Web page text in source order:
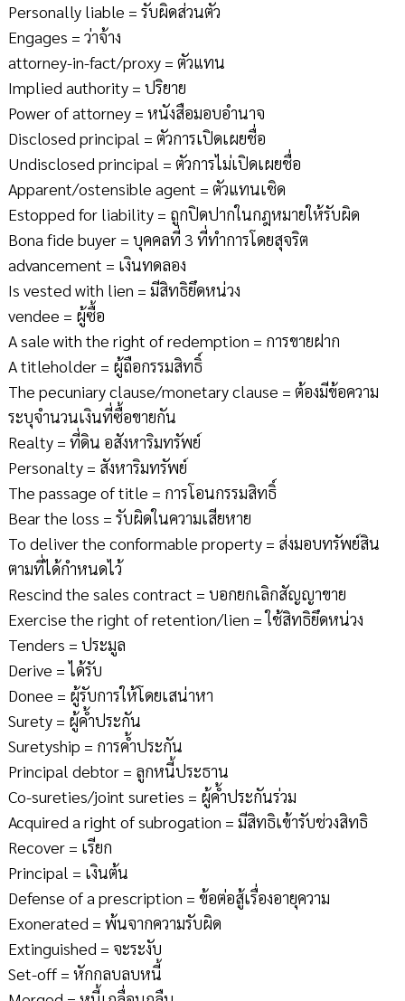
Personally liable = รับผิดส่วนตัว
Engages = ว่าจ้าง
attorney-in-fact/proxy = ตัวแทน
Implied authority = ปริยาย
Power of attorney = หนังสือมอบอำนาจ
Disclosed principal = ตัวการเปิดเผยชื่อ
Undisclosed principal = ตัวการไม่เปิดเผยชื่อ
Apparent/ostensible agent = ตัวแทนเชิด
Estopped for liability = ถูกปิดปากในกฎหมายให้รับผิด
Bona fide buyer = บุคคลที่ 3 ที่ทำการโดยสุจริต
advancement = เงินทดลอง
Is vested with lien = มีสิทธิยึดหน่วง
vendee = ผู้ซื้อ
A sale with the right of redemption = การขายฝาก
A titleholder = ผู้ถือกรรมสิทธิ์
The pecuniary clause/monetary clause = ต้องมีข้อความ
ระบุจำนวนเงินที่ซื้อขายกัน
Realty = ที่ดิน อสังหาริมทรัพย์
Personalty = สังหาริมทรัพย์
The passage of title = การโอนกรรมสิทธิ์
Bear the loss = รับผิดในความเสียหาย
To deliver the conformable property = ส่งมอบทรัพย์สิน
ตามที่ได้กำหนดไว้
Rescind the sales contract = บอกยกเลิกสัญญาขาย
Exercise the right of retention/lien = ใช้สิทธิยึดหน่วง
Tenders = ประมูล
Derive = ได้รับ
Donee = ผู้รับการให้โดยเสน่าหา
Surety = ผู้ค้ำประกัน
Suretyship = การค้ำประกัน
Principal debtor = ลูกหนี้ประธาน
Co-sureties/joint sureties = ผู้ค้ำประกันร่วม
Acquired a right of subrogation = มีสิทธิเข้ารับช่วงสิทธิ
Recover = เรียก
Principal = เงินต้น
Defense of a prescription = ข้อต่อสู้เรื่องอายุความ
Exonerated = พ้นจากความรับผิด
Extinguished = จะระงับ
Set-off = หักกลบลบหนี้